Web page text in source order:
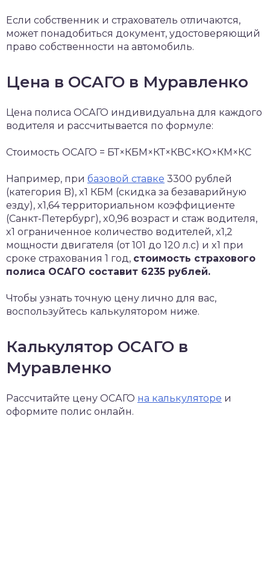
Если собственник и страхователь отличаются,
может понадобиться документ, удостоверяющий
право собственности на автомобиль.
Цена в ОСАГО в Муравленко
Цена полиса ОСАГО индивидуальна для каждого
водителя и рассчитывается по формуле:
Стоимость ОСАГО = БТ×КБМ×КТ×КВС×КО×КМ×КС
Например, при базовой ставке 3300 рублей
(категория B), x1 КБМ (скидка за безаварийную
езду), x1,64 территориальном коэффициенте
(Санкт-Петербург), x0,96 возраст и стаж водителя,
x1 ограниченное количество водителей, x1,2
мощности двигателя (от 101 до 120 л.с) и x1 при
сроке страхования 1 год, стоимость страхового
полиса ОСАГО составит 6235 рублей.
Чтобы узнать точную цену лично для вас,
воспользуйтесь калькулятором ниже.
Калькулятор ОСАГО в
Муравленко
Рассчитайте цену ОСАГО на калькуляторе и
оформите полис онлайн.